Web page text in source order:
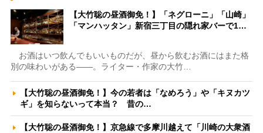
【大竹聡の昼酒御免！】「ネグローニ」「山崎」
「マンハッタン」新宿三丁目の隠れ家バーで1…
お酒はいつ飲んでもいいものだが、昼から飲むお酒にはまた格
別の味わいがある――。ライター・作家の大竹…
【大竹聡の昼酒御免！】今の若者は「なめろう」や「キヌカツ
ギ」を知らないって本当？ 昔の…
【大竹聡の昼酒御免！】京急線で多摩川越えて「川崎の大衆酒